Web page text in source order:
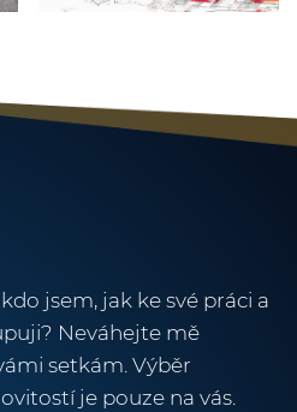
jsem, jak ke své práci a
Neváhejte mě
setkám. Výběr
je pouze na vás.